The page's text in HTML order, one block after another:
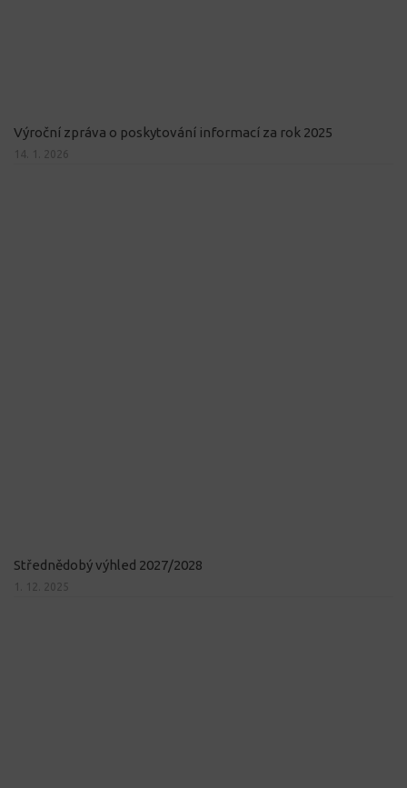
Výroční zpráva o poskytování informací za rok 2025
14. 1. 2026
Střednědobý výhled 2027/2028
1. 12. 2025